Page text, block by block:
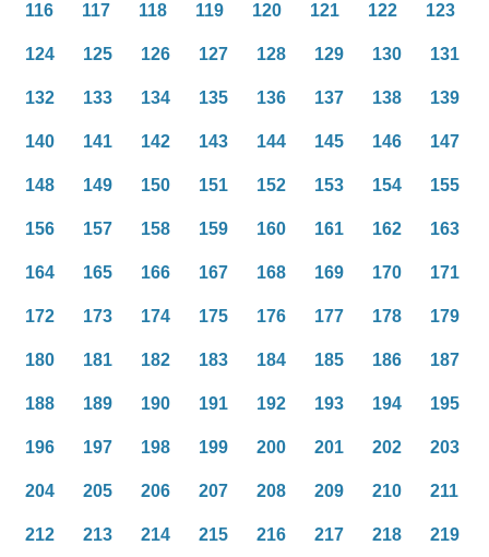
116 117 118 119 120 121 122 123
124 125 126 127 128 129 130 131
132 133 134 135 136 137 138 139
140 141 142 143 144 145 146 147
148 149 150 151 152 153 154 155
156 157 158 159 160 161 162 163
164 165 166 167 168 169 170 171
172 173 174 175 176 177 178 179
180 181 182 183 184 185 186 187
188 189 190 191 192 193 194 195
196 197 198 199 200 201 202 203
204 205 206 207 208 209 210 211
212 213 214 215 216 217 218 219